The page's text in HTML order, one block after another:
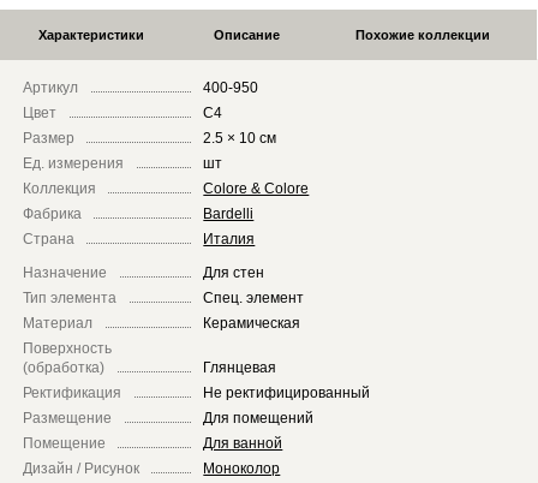
Характеристики Описание Похожие коллекции
Артикул
400-950
Цвет
C4
Размер
2.5 × 10 см
Ед. измерения
шт
Коллекция
Colore & Colore
Фабрика
Bardelli
Страна
Италия
Назначение
Для стен
Тип элемента
Спец. элемент
Материал
Керамическая
Поверхность
(обработка)
Глянцевая
Ректификация
Не ректифицированный
Размещение
Для помещений
Помещение
Для ванной
Дизайн / Рисунок
Моноколор